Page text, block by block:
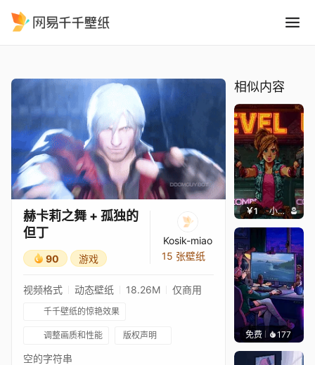
赫卡莉之舞 + 孤独的
但丁
90 游戏
Kosik-miao
15 张壁纸
视频格式 动态壁纸 18.26M 仅商用
千千壁纸的惊艳效果
调整画质和性能 版权声明
空的字符串
相似内容
￥1 小鹿子
免费 177